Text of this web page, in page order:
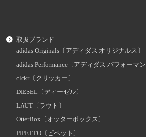
取扱ブランド
adidas Originals〔アディダス オリジナルス〕
adidas Performance〔アディダス パフォーマン
clckr〔クリッカー〕
DIESEL〔ディーゼル〕
LAUT〔ラウト〕
OtterBox〔オッターボックス〕
PIPETTO〔ピペット〕